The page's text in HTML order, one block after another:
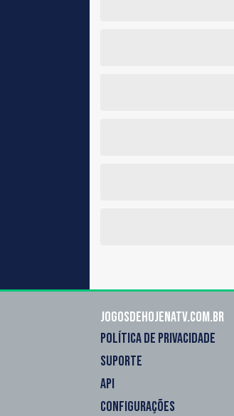
Jogosdehojenatv.com.br
POLÍTICA DE PRIVACIDADE
SUPORTE
API
CONFIGURAÇÕES